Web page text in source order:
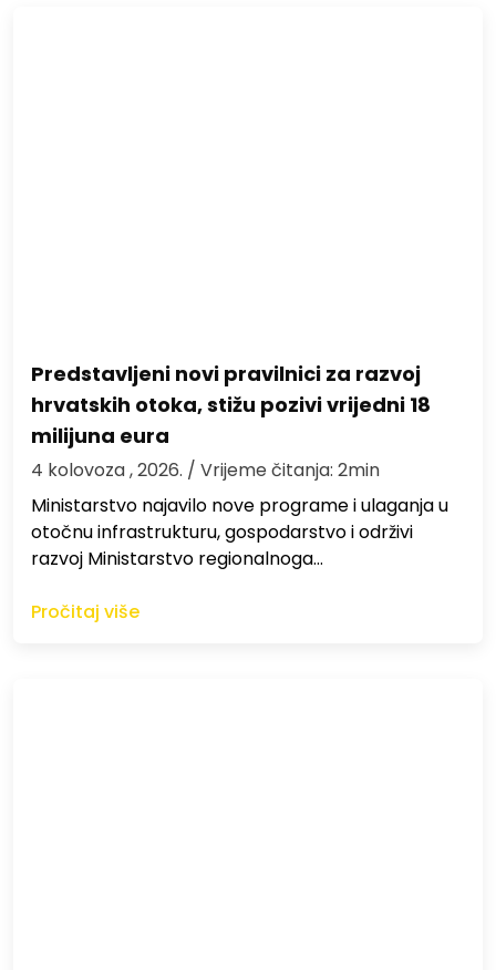
Predstavljeni novi pravilnici za razvoj
hrvatskih otoka, stižu pozivi vrijedni 18
milijuna eura
4 kolovoza , 2026. / Vrijeme čitanja: 2min
Ministarstvo najavilo nove programe i ulaganja u
otočnu infrastrukturu, gospodarstvo i održivi
razvoj Ministarstvo regionalnoga…
Pročitaj više